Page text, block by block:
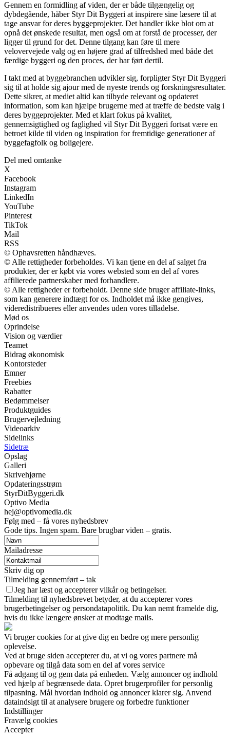
Gennem en formidling af viden, der er både tilgængelig og
dybdegående, håber Styr Dit Byggeri at inspirere sine læsere til at
tage ansvar for deres byggeprojekter. Det handler ikke blot om at
opnå det ønskede resultat, men også om at forstå de processer, der
ligger til grund for det. Denne tilgang kan føre til mere
velovervejede valg og en højere grad af tilfredshed med både det
færdige byggeri og den proces, der har ført dertil.
I takt med at byggebranchen udvikler sig, forpligter Styr Dit Byggeri
sig til at holde sig ajour med de nyeste trends og forskningsresultater.
Dette sikrer, at mediet altid kan tilbyde relevant og opdateret
information, som kan hjælpe brugerne med at træffe de bedste valg i
deres byggeprojekter. Med et klart fokus på kvalitet,
gennemsigtighed og faglighed vil Styr Dit Byggeri fortsat være en
betroet kilde til viden og inspiration for fremtidige generationer af
byggefagfolk og boligejere.
Del med omtanke
X
Facebook
Instagram
LinkedIn
YouTube
Pinterest
TikTok
Mail
RSS
© Ophavsretten håndhæves.
© Alle rettigheder forbeholdes. Vi kan tjene en del af salget fra
produkter, der er købt via vores websted som en del af vores
affilierede partnerskaber med forhandlere.
© Alle rettigheder er forbeholdt. Denne side bruger affiliate-links,
som kan generere indtægt for os. Indholdet må ikke gengives,
videredistribueres eller anvendes uden vores tilladelse.
Mød os
Oprindelse
Vision og værdier
Teamet
Bidrag økonomisk
Kontorsteder
Emner
Freebies
Rabatter
Bedømmelser
Produktguides
Brugervejledning
Videoarkiv
Sidelinks
Sidetræ
Opslag
Galleri
Skrivehjørne
Opdateringsstrøm
StyrDitByggeri.dk
Optivo Media
hej@optivomedia.dk
Følg med – få vores nyhedsbrev
Gode tips. Ingen spam. Bare brugbar viden – gratis.
Mailadresse
Skriv dig op
Tilmelding gennemført – tak
Jeg har læst og accepterer vilkår og betingelser.
Tilmelding til nyhedsbrevet betyder, at du accepterer vores
brugerbetingelser og persondatapolitik. Du kan nemt framelde dig,
hvis du ikke længere ønsker at modtage mails.
Vi bruger cookies for at give dig en bedre og mere personlig
oplevelse.
Ved at bruge siden accepterer du, at vi og vores partnere må
opbevare og tilgå data som en del af vores service
Få adgang til og gem data på enheden. Vælg annoncer og indhold
ved hjælp af begrænsede data. Opret brugerprofiler for personlig
tilpasning. Mål hvordan indhold og annoncer klarer sig. Anvend
dataindsigt til at analysere brugere og forbedre funktioner
Indstillinger
Fravælg cookies
Accepter